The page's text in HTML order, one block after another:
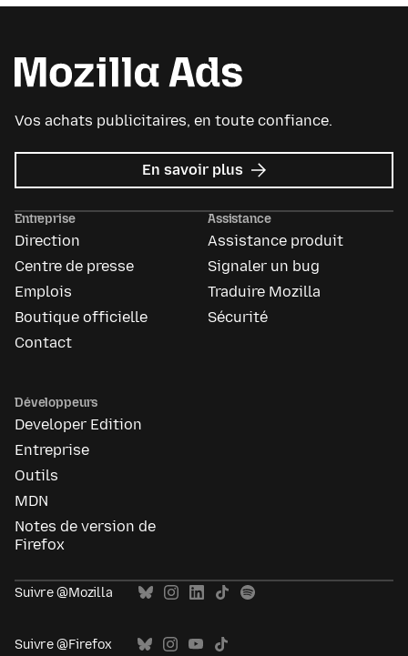
Vos achats publicitaires, en toute confiance.
En savoir plus sur
Mozilla
Entreprise
Direction
Centre de presse
Emplois
Boutique officielle
Contact
Assistance
Assistance produit
Signaler un bug
Traduire Mozilla
Sécurité
Développeurs
Developer Edition
Entreprise
Outils
MDN
Notes de version de
Firefox
Suivre @Mozilla
Suivre @Firefox